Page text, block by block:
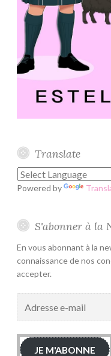
Translate
Powered by
S'abonner à la
En vous abonnant à la
connaissance de nos
accepter.
JE M'ABONNE